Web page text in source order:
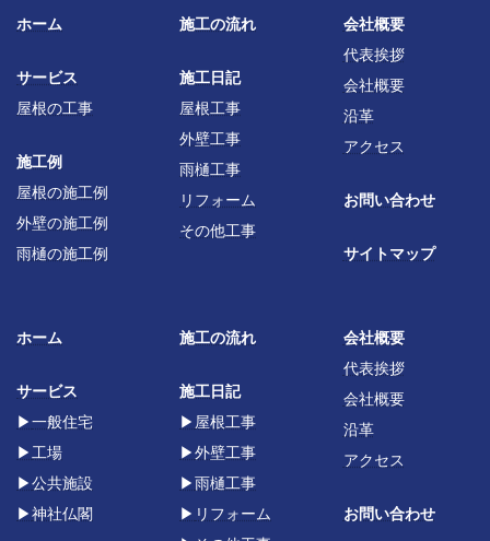
ホーム
サービス
屋根の工事
施工例
屋根の施工例
外壁の施工例
雨樋の施工例
施工の流れ
施工日記
屋根工事
外壁工事
雨樋工事
リフォーム
その他工事
会社概要
代表挨拶
会社概要
沿革
アクセス
お問い合わせ
サイトマップ
ホーム
サービス
▶一般住宅
▶ 工場
▶公共施設
▶神社仏閣
施工の流れ
施工日記
▶ 屋根工事
▶外壁工事
▶雨樋工事
▶ リフォーム
会社概要
代表挨拶
会社概要
沿革
アクセス
お問い合わせ